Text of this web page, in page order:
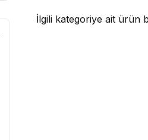
İlgili kategoriye ait ürün